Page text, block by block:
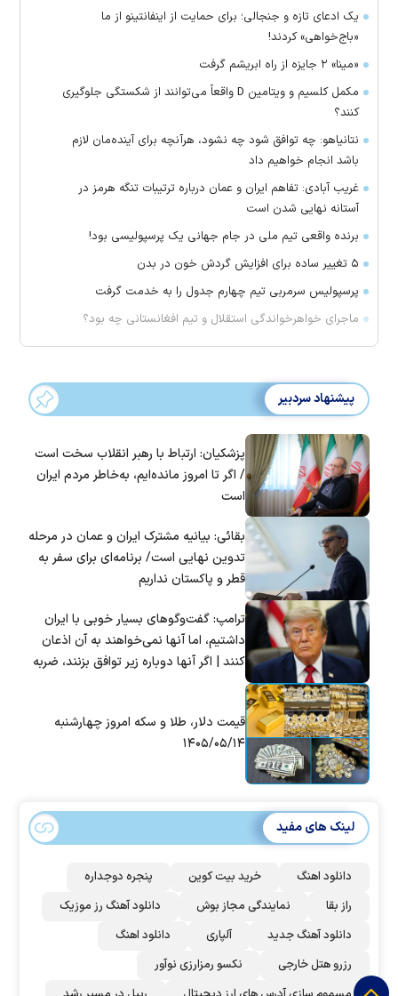
یک ادعای تازه و جنجالی؛ برای حمایت از اینفانتینو از ما
«باج‌خواهی» کردند!
«مینا» ۲ جایزه از راه ابریشم گرفت
مکمل کلسیم و ویتامین D واقعاً می‌توانند از شکستگی جلوگیری
کنند؟
نتانیاهو: چه توافق شود چه نشود، هرآنچه برای آینده‌مان لازم
باشد انجام خواهیم داد
غریب آبادی: تفاهم ایران و عمان درباره ترتیبات تنگه هرمز در
آستانه نهایی شدن است
برنده واقعی تیم ملی در جام جهانی یک پرسپولیسی بود!
۵ تغییر ساده برای افزایش گردش خون در بدن
پرسپولیس سرمربی تیم چهارم جدول را به خدمت گرفت
ماجرای خواهرخواندگی استقلال و تیم افغانستانی چه بود؟
پیشنهاد سردبیر
پزشکیان: ارتباط با رهبر انقلاب سخت است
/ اگر تا امروز مانده‌ایم، به‌خاطر مردم ایران
است
بقائی: بیانیه مشترک ایران و عمان در مرحله
تدوین نهایی است/ برنامه‌ای برای سفر به
قطر و پاکستان نداریم
ترامپ: گفت‌و‌گو‌های بسیار خوبی با ایران
داشتیم، اما آنها نمی‌خواهند به آن اذعان
کنند | اگر آنها دوباره زیر توافق بزنند، ضربه
قیمت دلار، طلا و سکه امروز چهارشنبه
۱۴۰۵/۰۵/۱۴
لینک های مفید
دانلود اهنگ خرید بیت کوین
پنجره دوجداره
راز بقا
نمایندگی مجاز بوش
دانلود آهنگ رز‌ موزیک
دانلود آهنگ جدید
آلپاری
دانلود اهنگ
رزرو هتل خارجی
نکسو رمزارزی نوآور